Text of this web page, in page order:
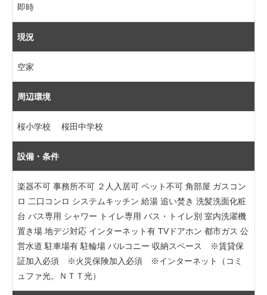
即時
現況
空家
周辺環境
桜小学校 桜田中学校
設備・条件
楽器不可 事務所不可 ２人入居可 ペット不可 角部屋 ガスコン
ロ 二口コンロ システムキッチン 給湯 追い焚き 洗髪洗面化粧
台 バス専用 シャワー トイレ専用 バス・トイレ別 室内洗濯機
置き場 地デジ対応 インターネット有 TVドアホン 都市ガス 公
営水道 駐車場有 駐輪場 バルコニー 収納スペース ※賃貸保
証加入必須 ※火災保険加入必須 ※インターネット（コミ
ュファ光。ＮＴＴ光）